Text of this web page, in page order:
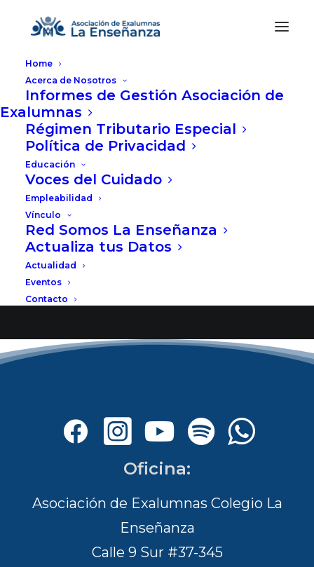
Home
Acerca de Nosotros
Informes de Gestión Asociación de
Exalumnas
Régimen Tributario Especial
Política de Privacidad
Educación
Voces del Cuidado
Empleabilidad
Vínculo
Red Somos La Enseñanza
Actualiza tus Datos
Actualidad
Eventos
Contacto
Great things are on the
horizon
Something big is brewing! Our store is in the
works and will be launching soon!
Oficina:
Asociación de Exalumnas Colegio La
Enseñanza
Calle 9 Sur #37-345